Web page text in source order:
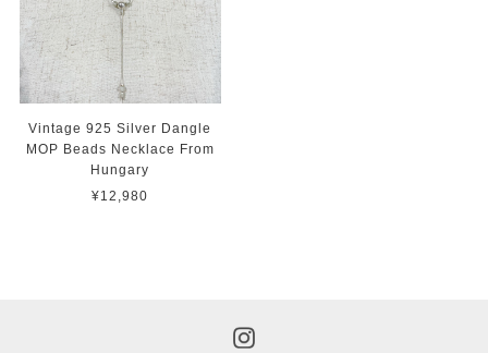
Vintage 925 Silver Dangle
MOP Beads Necklace From
Hungary
¥12,980